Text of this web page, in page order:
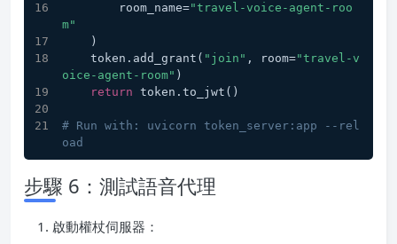
        room_name=
"travel-voice-agent-roo
m"
    )
    token.add_grant(
"join" , room="travel-v
oice-agent-room" )
return token.to_jwt()
# Run with: uvicorn token_server:app --rel
oad
步驟 6：測試語音代理
啟動權杖伺服器：